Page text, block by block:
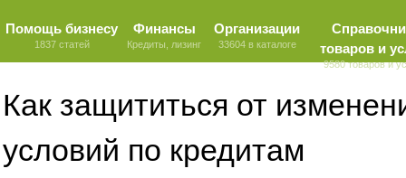
Помощь бизнесу
1837 статей
Финансы
Кредиты, лизинг
Организации
33604 в каталоге
товаров и
9580 товаров и
Как защититься от
условий по кредитам